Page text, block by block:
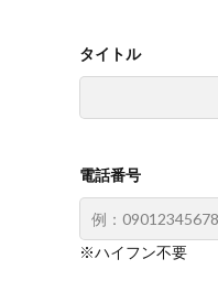
タイトル
電話番号
※ハイフン不要